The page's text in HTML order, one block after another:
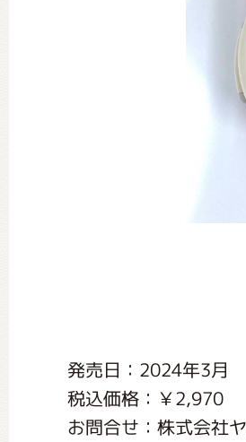
発売日：2024年3月
税込価格：￥2,970
お問合せ：株式会社
ミュージカル・
おたのしみコ
くまのがっこう